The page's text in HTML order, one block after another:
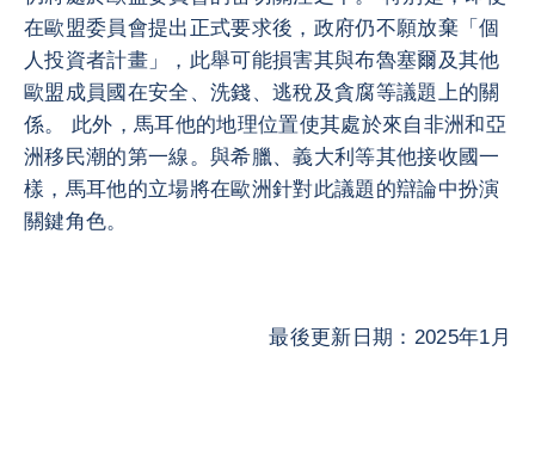
在歐盟委員會提出正式要求後，政府仍不願放棄「個
人投資者計畫」，此舉可能損害其與布魯塞爾及其他
歐盟成員國在安全、洗錢、逃稅及貪腐等議題上的關
係。 此外，馬耳他的地理位置使其處於來自非洲和亞
洲移民潮的第一線。與希臘、義大利等其他接收國一
樣，馬耳他的立場將在歐洲針對此議題的辯論中扮演
關鍵角色。
最後更新日期：2025年1月